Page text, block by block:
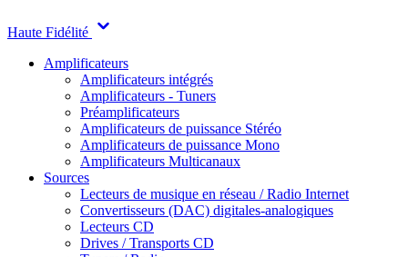
Haute Fidélité
Amplificateurs
Amplificateurs intégrés
Amplificateurs - Tuners
Préamplificateurs
Amplificateurs de puissance Stéréo
Amplificateurs de puissance Mono
Amplificateurs Multicanaux
Sources
Lecteurs de musique en réseau / Radio Internet
Convertisseurs (DAC) digitales-analogiques
Lecteurs CD
Drives / Transports CD